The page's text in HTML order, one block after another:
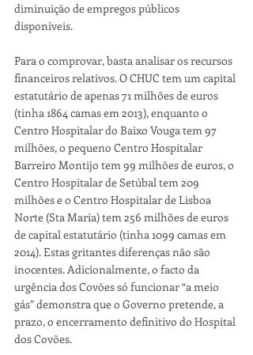
diminuição de empregos públicos
disponíveis.
Para o comprovar, basta analisar os recursos
financeiros relativos. O CHUC tem um capital
estatutário de apenas 71 milhões de euros
(tinha 1864 camas em 2013), enquanto o
Centro Hospitalar do Baixo Vouga tem 97
milhões, o pequeno Centro Hospitalar
Barreiro Montijo tem 99 milhões de euros, o
Centro Hospitalar de Setúbal tem 209
milhões e o Centro Hospitalar de Lisboa
Norte (Sta Maria) tem 256 milhões de euros
de capital estatutário (tinha 1099 camas em
2014). Estas gritantes diferenças não são
inocentes. Adicionalmente, o facto da
urgência dos Covões só funcionar “a meio
gás” demonstra que o Governo pretende, a
prazo, o encerramento definitivo do Hospital
dos Covões.